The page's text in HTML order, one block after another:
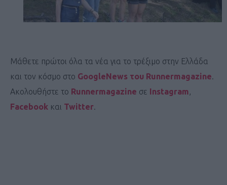
Μάθετε πρώτοι όλα τα νέα για το τρέξιμο στην Ελλάδα
και τον κόσμο στο GoogleNews του Runnermagazine.
Ακολουθήστε το Runnermagazine σε Instagram,
Facebook και Twitter.